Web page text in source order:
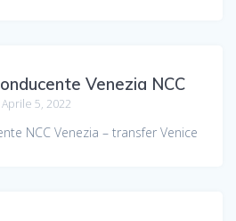
Venezia NCC
Aprile 5, 2022
NCC Venezia – transfer Venice